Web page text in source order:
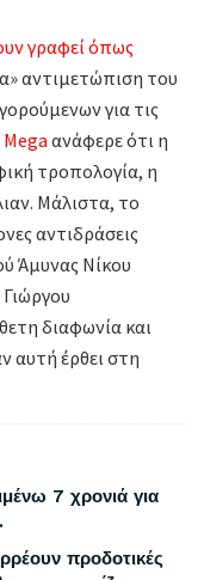
γραφεί όπως
αντιμετώπιση του
για τις
ανάφερε ότι η
τροπολογία, η
Μάλιστα, το
αντιδράσεις
Άμυνας Νίκου
διαφωνία και
αυτή έρθει στη
7 χρονιά για
προδοτικές